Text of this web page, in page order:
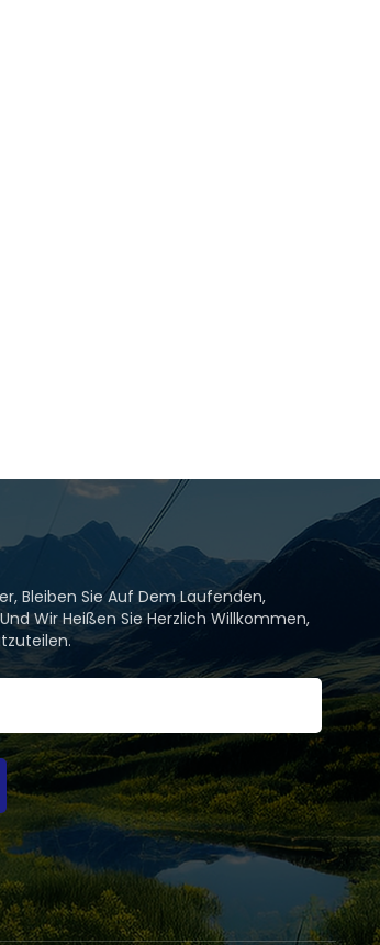
Bleiben Sie Auf Dem Laufenden,
Wir Heißen Sie Herzlich Willkommen,